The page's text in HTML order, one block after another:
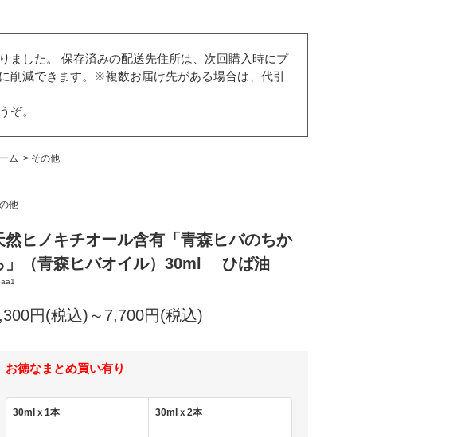
ました。 保存済みの配送先住所は、次回購入時にプ
削減できます。※複数お届け先がある場合は、代引
ぞ。
ム > その他
他
然ヒノキチオール含有「青森ヒバのちか
」（青森ヒバオイル）30ml ひば油
円(税込)～7,700円(税込)
お徳なまとめ買い有り
30mlｘ1本 30mlｘ2本